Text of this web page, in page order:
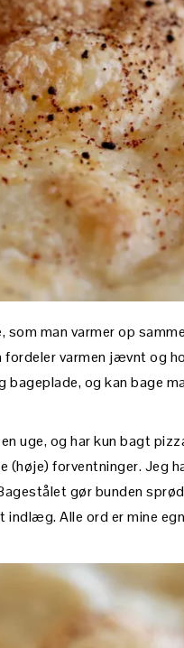
man varmer op
fordeler varmen jævnt og
bageplade, og kan bage
uge, og har kun bagt
(høje) forventninger. Jeg
gør bunden
Alle ord er mine